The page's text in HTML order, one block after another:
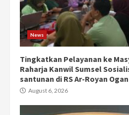
News
Tingkatkan Pelayanan ke
Raharja Kanwil Sumsel
santunan di RS Ar-Royan
August 6, 2026